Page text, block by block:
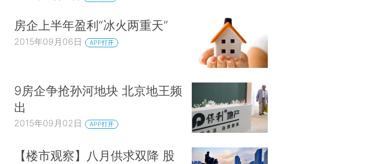
房企上半年盈利“冰火两重天”
2015年09月06日 APP打开
9房企争抢孙河地块 北京地王频
出
2015年09月02日 APP打开
【楼市观察】八月供求双降 股